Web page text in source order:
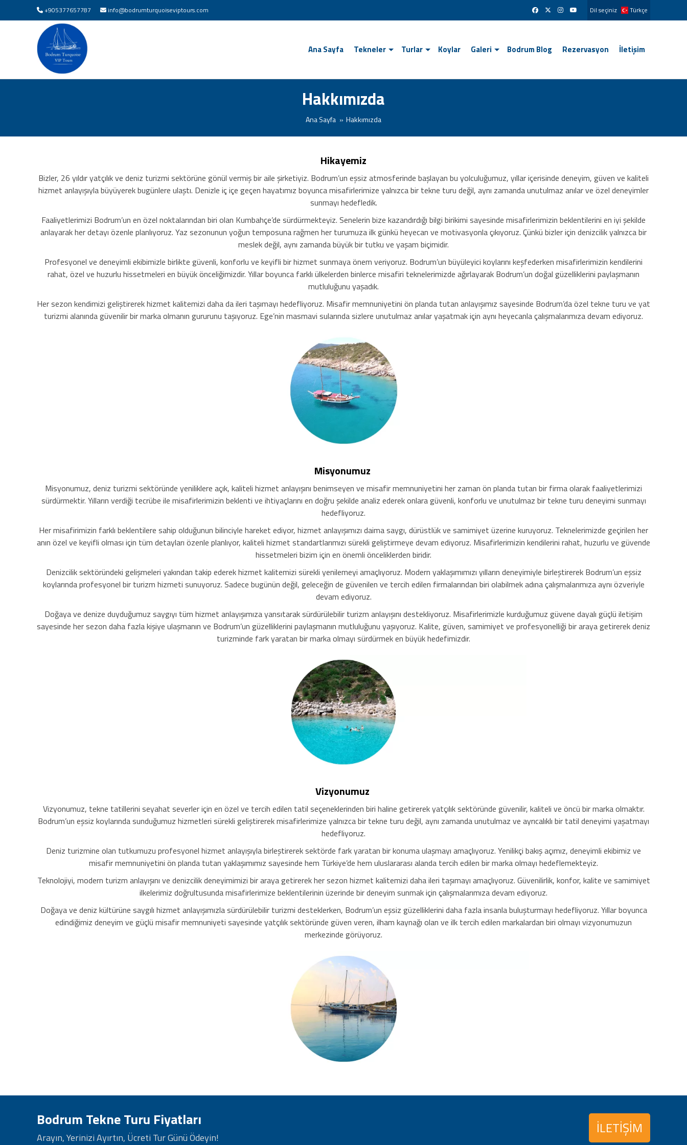
+905377657787 info@bodrumturquoiseviptours.com Dil seçiniz Türkçe
Ana Sayfa Tekneler Turlar Koylar Galeri Bodrum Blog Rezervasyon İletişim
Hakkımızda
Ana Sayfa Hakkımızda
Hikayemiz
Bizler, 26 yıldır yatçılık ve deniz turizmi sektörüne gönül vermiş bir aile şirketiyiz. Bodrum’un eşsiz atmosferinde başlayan bu yolculuğumuz, yıllar içerisinde deneyim, güven ve kaliteli
hizmet anlayışıyla büyüyerek bugünlere ulaştı. Denizle iç içe geçen hayatımız boyunca misafirlerimize yalnızca bir tekne turu değil, aynı zamanda unutulmaz anılar ve özel deneyimler
sunmayı hedefledik.
Faaliyetlerimizi Bodrum’un en özel noktalarından biri olan Kumbahçe’de sürdürmekteyiz. Senelerin bize kazandırdığı bilgi birikimi sayesinde misafirlerimizin beklentilerini en iyi şekilde
anlayarak her detayı özenle planlıyoruz. Yaz sezonunun yoğun temposuna rağmen her turumuza ilk günkü heyecan ve motivasyonla çıkıyoruz. Çünkü bizler için denizcilik yalnızca bir
meslek değil, aynı zamanda büyük bir tutku ve yaşam biçimidir.
Profesyonel ve deneyimli ekibimizle birlikte güvenli, konforlu ve keyifli bir hizmet sunmaya önem veriyoruz. Bodrum’un büyüleyici koylarını keşfederken misafirlerimizin kendilerini
rahat, özel ve huzurlu hissetmeleri en büyük önceliğimizdir. Yıllar boyunca farklı ülkelerden binlerce misafiri teknelerimizde ağırlayarak Bodrum’un doğal güzelliklerini paylaşmanın
mutluluğunu yaşadık.
Her sezon kendimizi geliştirerek hizmet kalitemizi daha da ileri taşımayı hedefliyoruz. Misafir memnuniyetini ön planda tutan anlayışımız sayesinde Bodrum’da özel tekne turu ve yat
turizmi alanında güvenilir bir marka olmanın gururunu taşıyoruz. Ege’nin masmavi sularında sizlere unutulmaz anılar yaşatmak için aynı heyecanla çalışmalarımıza devam ediyoruz.
Misyonumuz
Misyonumuz, deniz turizmi sektöründe yeniliklere açık, kaliteli hizmet anlayışını benimseyen ve misafir memnuniyetini her zaman ön planda tutan bir firma olarak faaliyetlerimizi
sürdürmektir. Yılların verdiği tecrübe ile misafirlerimizin beklenti ve ihtiyaçlarını en doğru şekilde analiz ederek onlara güvenli, konforlu ve unutulmaz bir tekne turu deneyimi sunmayı
hedefliyoruz.
Her misafirimizin farklı beklentilere sahip olduğunun bilinciyle hareket ediyor, hizmet anlayışımızı daima saygı, dürüstlük ve samimiyet üzerine kuruyoruz. Teknelerimizde geçirilen her
anın özel ve keyifli olması için tüm detayları özenle planlıyor, kaliteli hizmet standartlarımızı sürekli geliştirmeye devam ediyoruz. Misafirlerimizin kendilerini rahat, huzurlu ve güvende
hissetmeleri bizim için en önemli önceliklerden biridir.
Denizcilik sektöründeki gelişmeleri yakından takip ederek hizmet kalitemizi sürekli yenilemeyi amaçlıyoruz. Modern yaklaşımımızı yılların deneyimiyle birleştirerek Bodrum’un eşsiz
koylarında profesyonel bir turizm hizmeti sunuyoruz. Sadece bugünün değil, geleceğin de güvenilen ve tercih edilen firmalarından biri olabilmek adına çalışmalarımıza aynı özveriyle
devam ediyoruz.
Doğaya ve denize duyduğumuz saygıyı tüm hizmet anlayışımıza yansıtarak sürdürülebilir turizm anlayışını destekliyoruz. Misafirlerimizle kurduğumuz güvene dayalı güçlü iletişim
sayesinde her sezon daha fazla kişiye ulaşmanın ve Bodrum’un güzelliklerini paylaşmanın mutluluğunu yaşıyoruz. Kalite, güven, samimiyet ve profesyonelliği bir araya getirerek deniz
turizminde fark yaratan bir marka olmayı sürdürmek en büyük hedefimizdir.
Vizyonumuz
Vizyonumuz, tekne tatillerini seyahat severler için en özel ve tercih edilen tatil seçeneklerinden biri haline getirerek yatçılık sektöründe güvenilir, kaliteli ve öncü bir marka olmaktır.
Bodrum’un eşsiz koylarında sunduğumuz hizmetleri sürekli geliştirerek misafirlerimize yalnızca bir tekne turu değil, aynı zamanda unutulmaz ve ayrıcalıklı bir tatil deneyimi yaşatmayı
hedefliyoruz.
Deniz turizmine olan tutkumuzu profesyonel hizmet anlayışıyla birleştirerek sektörde fark yaratan bir konuma ulaşmayı amaçlıyoruz. Yenilikçi bakış açımız, deneyimli ekibimiz ve
misafir memnuniyetini ön planda tutan yaklaşımımız sayesinde hem Türkiye’de hem uluslararası alanda tercih edilen bir marka olmayı hedeflemekteyiz.
Teknolojiyi, modern turizm anlayışını ve denizcilik deneyimimizi bir araya getirerek her sezon hizmet kalitemizi daha ileri taşımayı amaçlıyoruz. Güvenilirlik, konfor, kalite ve samimiyet
ilkelerimiz doğrultusunda misafirlerimize beklentilerinin üzerinde bir deneyim sunmak için çalışmalarımıza devam ediyoruz.
Doğaya ve deniz kültürüne saygılı hizmet anlayışımızla sürdürülebilir turizmi desteklerken, Bodrum’un eşsiz güzelliklerini daha fazla insanla buluşturmayı hedefliyoruz. Yıllar boyunca
edindiğimiz deneyim ve güçlü misafir memnuniyeti sayesinde yatçılık sektöründe güven veren, ilham kaynağı olan ve ilk tercih edilen markalardan biri olmayı vizyonumuzun
merkezinde görüyoruz.
Bodrum Tekne Turu Fiyatları
Arayın, Yerinizi Ayırtın, Ücreti Tur Günü Ödeyin!
İLETİŞİM